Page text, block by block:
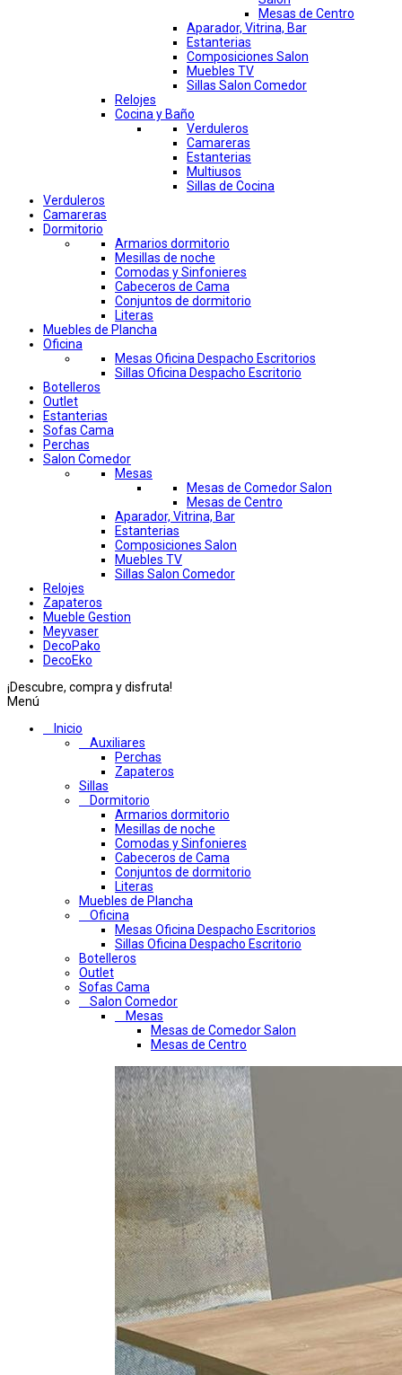
Mesas de Centro
Aparador, Vitrina, Bar
Estanterias
Composiciones Salon
Muebles TV
Sillas Salon Comedor
Relojes
Cocina y Baño
Verduleros
Camareras
Estanterias
Multiusos
Sillas de Cocina
Verduleros
Camareras
Dormitorio
Armarios dormitorio
Mesillas de noche
Comodas y Sinfonieres
Cabeceros de Cama
Conjuntos de dormitorio
Literas
Muebles de Plancha
Oficina
Mesas Oficina Despacho Escritorios
Sillas Oficina Despacho Escritorio
Botelleros
Outlet
Estanterias
Sofas Cama
Perchas
Salon Comedor
Mesas
Mesas de Comedor Salon
Mesas de Centro
Aparador, Vitrina, Bar
Estanterias
Composiciones Salon
Muebles TV
Sillas Salon Comedor
Relojes
Zapateros
Mueble Gestion
Meyvaser
DecoPako
DecoEko
¡Descubre, compra y disfruta!
Menú
Inicio
Auxiliares
Perchas
Zapateros
Sillas
Dormitorio
Armarios dormitorio
Mesillas de noche
Comodas y Sinfonieres
Cabeceros de Cama
Conjuntos de dormitorio
Literas
Muebles de Plancha
Oficina
Mesas Oficina Despacho Escritorios
Sillas Oficina Despacho Escritorio
Botelleros
Outlet
Sofas Cama
Salon Comedor
Mesas
Mesas de Comedor Salon
Mesas de Centro